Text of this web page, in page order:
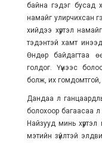
байна гэдэг бусад
намайг улирчихсан
хийдээ хүртэл
тэдэнтэй хамт
Өндөр байдагтаа
голдог. Үүнээс
болж, их
Дандаа л
болохоор багаасаа
Найзууд минь хүртэл
мэтийн зүйлтэй